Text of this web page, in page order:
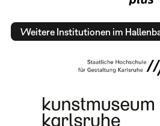
Weitere Institutionen im